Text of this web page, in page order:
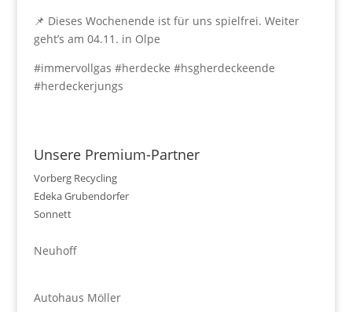
📌 Dieses Wochenende ist für uns spielfrei. Weiter
geht’s am 04.11. in Olpe
#immervollgas #herdecke #hsgherdeckeende
#herdeckerjungs
Unsere Premium-Partner
Vorberg Recycling
Edeka Grubendorfer
Sonnett
Neuhoff
Autohaus Möller